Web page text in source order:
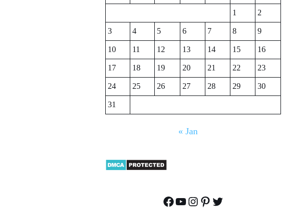
1
2
3
4 5 6 7 8
9
10
11 12 13 14 15
16
17
18 19 20 21 22
23
24
25 26 27 28 29
30
31
« Jan